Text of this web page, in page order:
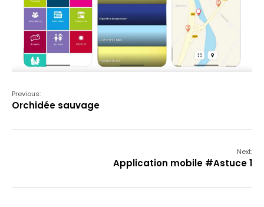
Previous:
Orchidée sauvage
Next:
Application mobile #Astuce 1